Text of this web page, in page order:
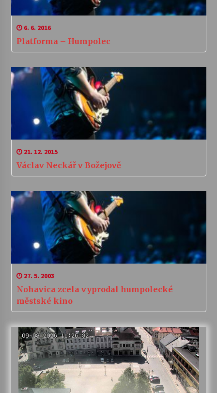
6. 6. 2016
Platforma – Humpolec
21. 12. 2015
Václav Neckář v Božejově
27. 5. 2003
Nohavica zcela vyprodal humpolecké
městské kino